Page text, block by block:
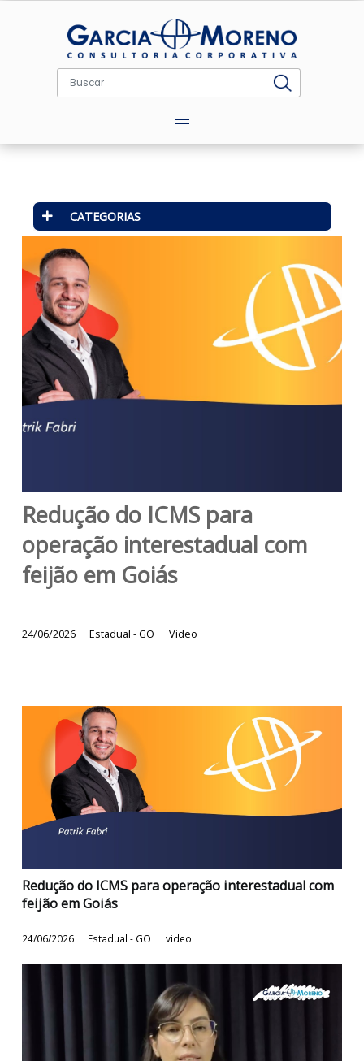
CATEGORIAS
Redução do ICMS para
feijão em Goiás
24/06/2026 Estadual - GO Video
Redução do ICMS para operação interestadual
Estadual - GO video